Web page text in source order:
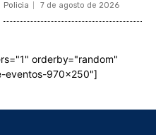
Policia 7 de agosto de 2026
orderby="random"
eventos-970x250"]